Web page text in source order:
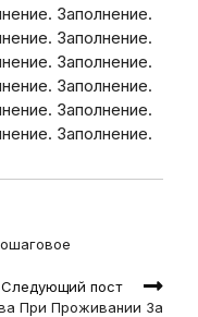
Заполнение.
Заполнение.
Заполнение.
Заполнение.
Заполнение.
Заполнение.
Следующий пост
При Проживании За